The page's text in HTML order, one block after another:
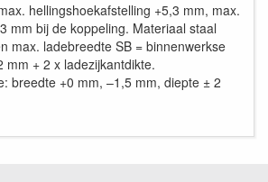
hellingshoekafstelling +5,3 mm, max.
mm bij de koppeling. Materiaal staal
max. ladebreedte SB = binnenwerkse
mm + 2 x ladezijkantdikte.
breedte +0 mm, –1,5 mm, diepte ± 2